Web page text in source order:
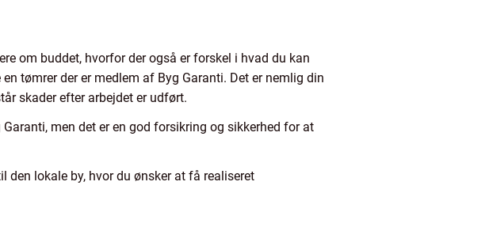
om buddet, hvorfor der også er forskel i hvad du kan
tømrer der er medlem af Byg Garanti. Det er nemlig din
skader efter arbejdet er udført.
men det er en god forsikring og sikkerhed for at
lokale by, hvor du ønsker at få realiseret